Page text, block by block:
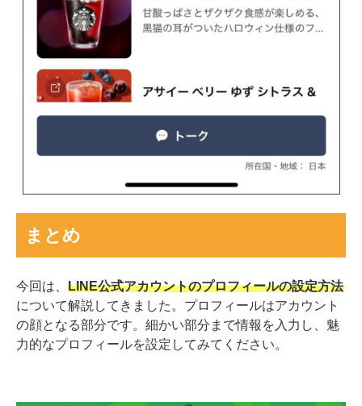
まとめ
今回は、 LINE公式アカウントのプロフィールの設定方法
について解説してきました。プロフィールはアカウント
の顔となる部分です。細かい部分まで情報を入力し、魅
力的なプロフィールを設定してみてください。